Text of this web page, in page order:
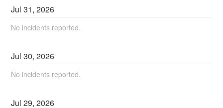
Jul31,2026
No incidents reported.
Jul30,2026
No incidents reported.
Jul29,2026